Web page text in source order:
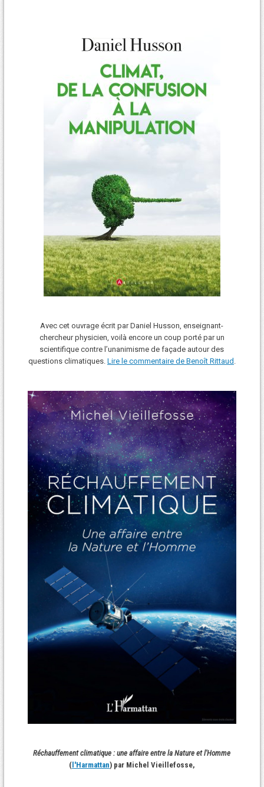
Avec cet ouvrage écrit par Daniel Husson, enseignant-
chercheur physicien, voilà encore un coup porté par un
scientifique contre l’unanimisme de façade autour des
questions climatiques. Lire le commentaire de Benoît Rittaud
Réchauffement climatique : une affaire entre la Nature et l'Homme
(l'Harmattan) par Michel Vieillefosse,